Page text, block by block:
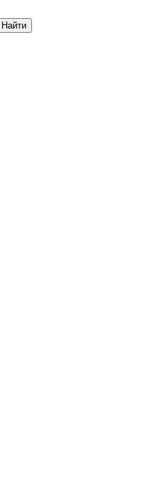
Найти